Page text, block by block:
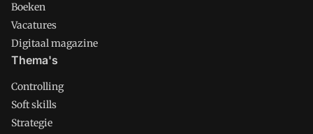
Boeken
Vacatures
Digitaal magazine
Thema's
Controlling
Soft skills
Strategie